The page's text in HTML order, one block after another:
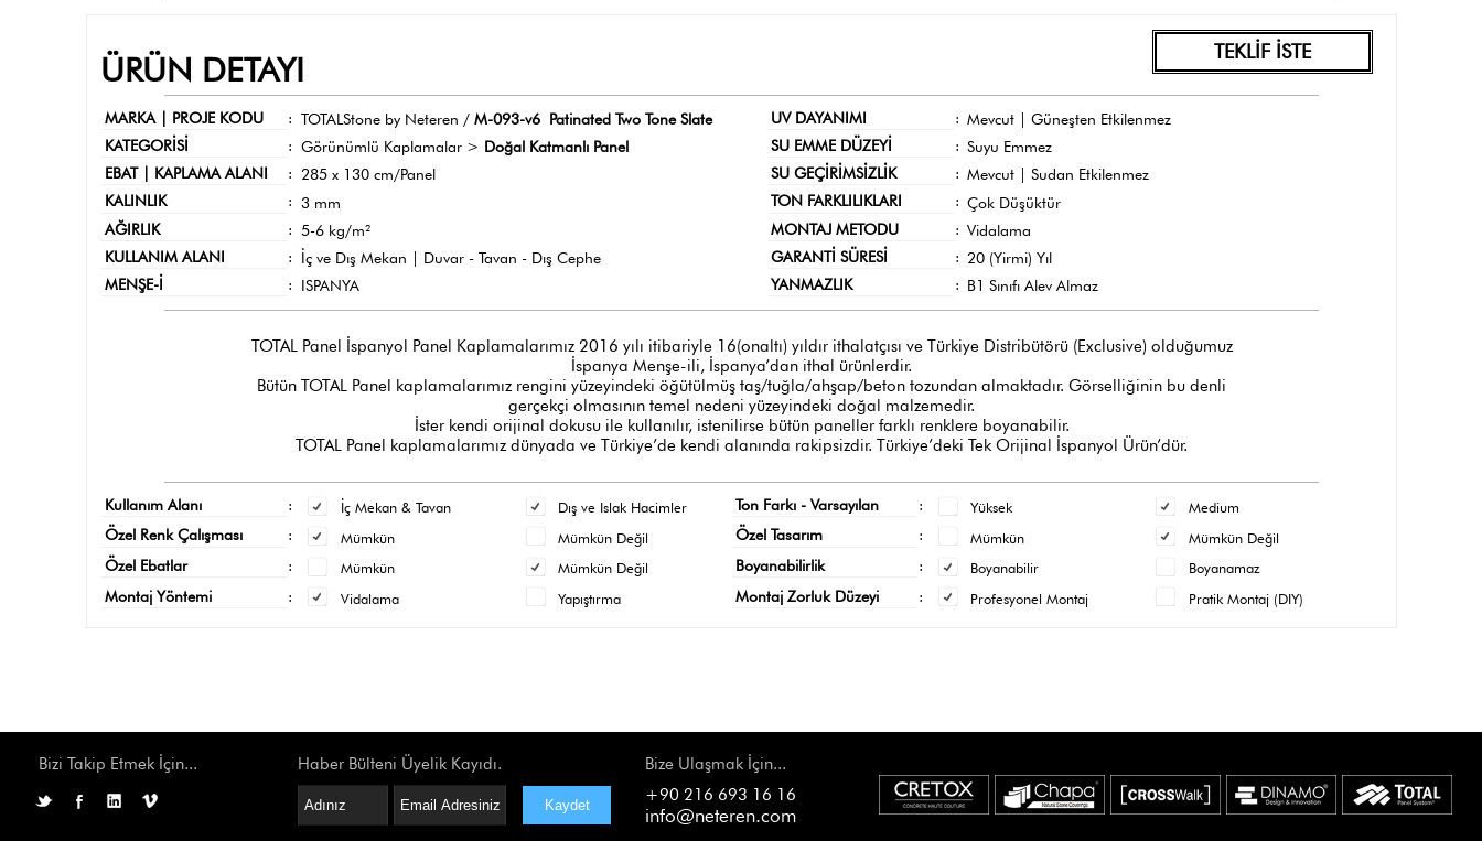
ÜRÜN DETAYI TEKLİF İSTE
MARKA | PROJE KODU : TOTALStone by Neteren / M-093-v6 Patinated Two Tone Slate UV DAYANIMI : Mevcut | Güneşten Etkilenmez
KATEGORİSİ
: Görünümlü Kaplamalar > Doğal Katmanlı Panel SU EMME DÜZEYİ : Suyu Emmez
EBAT | KAPLAMA ALANI
: 285 x 130 cm/Panel SU GEÇİRİMSİZLİK : Mevcut | Sudan Etkilenmez
KALINLIK
: 3 mm TON FARKLILIKLARI : Çok Düşüktür
AĞIRLIK
: 5-6 kg/m² MONTAJ METODU : Vidalama
KULLANIM ALANI
: İç ve Dış Mekan | Duvar - Tavan - Dış Cephe GARANTİ SÜRESİ : 20 (Yirmi) Yıl
MENŞE-İ
: ISPANYA YANMAZLIK : B1 Sınıfı Alev Almaz
TOTAL Panel İspanyol Panel Kaplamalarımız 2016 yılı itibariyle 16(onaltı) yıldır ithalatçısı ve Türkiye Distribütörü (Exclusive) olduğumuz
İspanya Menşe-ili, İspanya’dan ithal ürünlerdir.
Bütün TOTAL Panel kaplamalarımız rengini yüzeyindeki öğütülmüş taş/tuğla/ahşap/beton tozundan almaktadır. Görselliğinin bu denli
gerçekçi olmasının temel nedeni yüzeyindeki doğal malzemedir.
İster kendi orijinal dokusu ile kullanılır, istenilirse bütün paneller farklı renklere boyanabilir.
TOTAL Panel kaplamalarımız dünyada ve Türkiye’de kendi alanında rakipsizdir. Türkiye’deki Tek Orijinal İspanyol Ürün’dür.
Kullanım Alanı : İç Mekan & Tavan Dış ve Islak Hacimler Ton Farkı - Varsayılan : Yüksek
Medium
Özel Renk Çalışması
: Mümkün Mümkün Değil Özel Tasarım : Mümkün
Mümkün Değil
Özel Ebatlar
: Mümkün Mümkün Değil Boyanabilirlik : Boyanabilir
Boyanamaz
Montaj Yöntemi
: Vidalama Yapıştırma Montaj Zorluk Düzeyi : Profesyonel Montaj Pratik Montaj (DIY)
Bizi Takip Etmek İçin... Haber Bülteni Üyelik Kayıdı.
Bize Ulaşmak İçin...
+90 216 693 16 16
info@neteren.com